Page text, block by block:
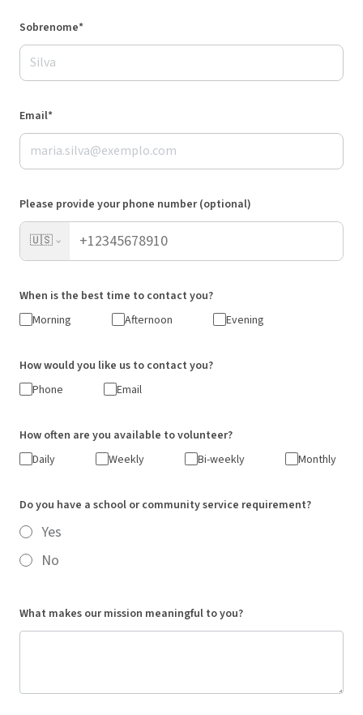
Sobrenome*
Email*
Please provide your phone number (optional)
🇺🇸
When is the best time to contact you?
Morning
Afternoon Evening
How would you like us to contact you?
Phone
Email
How often are you available to volunteer?
Daily
Weekly Bi-weekly Monthly
Do you have a school or community service requirement?
Yes
No
What makes our mission meaningful to you?